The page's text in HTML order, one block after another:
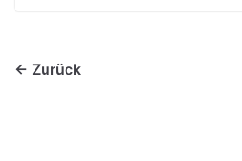
← Zurück